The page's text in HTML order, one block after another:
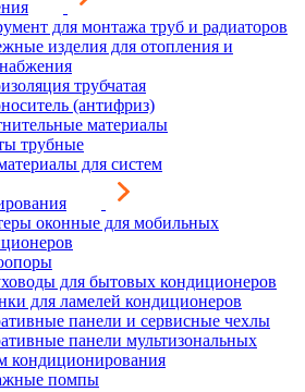
для монтажа труб и радиаторов
изделия для отопления и
трубчатая
(антифриз)
материалы
трубные
для систем
оконные для мобильных
для бытовых кондиционеров
для ламелей кондиционеров
панели и сервисные чехлы
панели мультизональных
кондиционирования
помпы